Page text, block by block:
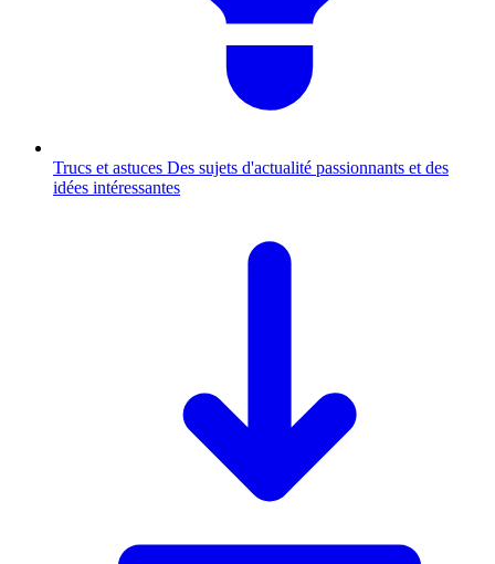
Trucs et astuces Des sujets d'actualité passionnants et des
idées intéressantes